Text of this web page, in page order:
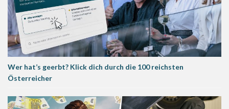
Wer hat’s geerbt? Klick dich durch die 100 reichsten
Österreicher